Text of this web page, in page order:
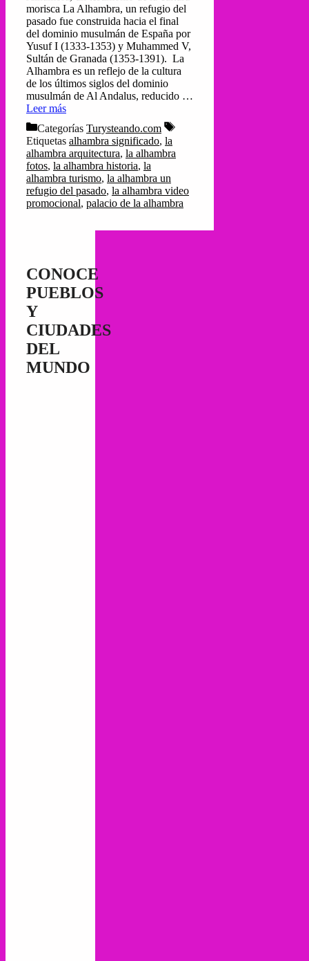
morisca La Alhambra, un refugio del
pasado fue construida hacia el final
del dominio musulmán de España por
Yusuf I (1333-1353) y Muhammed V,
Sultán de Granada (1353-1391). La
Alhambra es un reflejo de la cultura
de los últimos siglos del dominio
musulmán de Al Andalus, reducido …
Leer más
Categorías Turysteando.com
Etiquetas alhambra significado, la
alhambra arquitectura, la alhambra
fotos, la alhambra historia, la
alhambra turismo, la alhambra un
refugio del pasado, la alhambra video
promocional, palacio de la alhambra
CONOCE
PUEBLOS
Y
CIUDADES
DEL
MUNDO